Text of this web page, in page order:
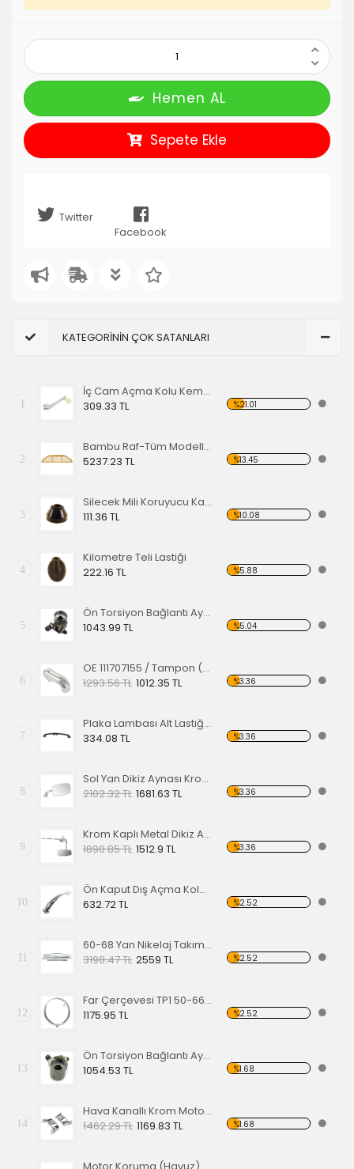
Hemen AL
Sepete Ekle
Twitter
Facebook
KATEGORİNİN ÇOK SATANLARI
1
İç Cam Açma Kolu Kemik Renk-56-67 EA
309.33 TL
%21.01
2
Bambu Raf-Tüm Modeller İçin
5237.23 TL
%13.45
3
Silecek Mili Koruyucu Kapak
111.36 TL
%10.08
4
Kilometre Teli Lastiği
222.16 TL
%5.88
5
Ön Torsiyon Bağlantı Ayarlayıcı (ADJUSTER ) 60-65
1043.99 TL
%5.04
6
OE 111707155 / Tampon (Babası) Koruma Krom 1200-1300 52-67
1293.56 TL 1012.35 TL %3.36
7
Plaka Lambası Alt Lastiği 67-79 EA
334.08 TL
%3.36
8
Sol Yan Dikiz Aynası Krom 68-79
2102.32 TL 1681.63 TL %3.36
9
Krom Kaplı Metal Dikiz Aynası 57
1890.85 TL 1512.9 TL %3.36
10
Ön Kaput Dış Açma Kolu Nikelajlı 52-67
632.72 TL
%2.52
11
60-68 Yan Nikelaj Takımı Kalın Tip
3198.47 TL 2559 TL %2.52
12
Far Çerçevesi TP1 50-66 TP2 50-67
1175.95 TL
%2.52
13
Ön Torsiyon Bağlantı Ayarlayıcı (ADJUSTER ) 66 Ve Üstü Modeller İçin
1054.53 TL
%1.68
14
Hava Kanallı Krom Motor Arka Kapağı
1462.29 TL 1169.83 TL %1.68